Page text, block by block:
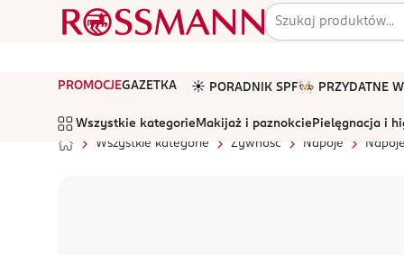
PROMOCJEGAZETKA ☀️ PORADNIK SPF🧑🏻‍🍳 PRZYDATNE
Wszystkie kategorie Makijaż i paznokcie Pielęgnacja i
Wszystkie kategorie
Żywność Napoje